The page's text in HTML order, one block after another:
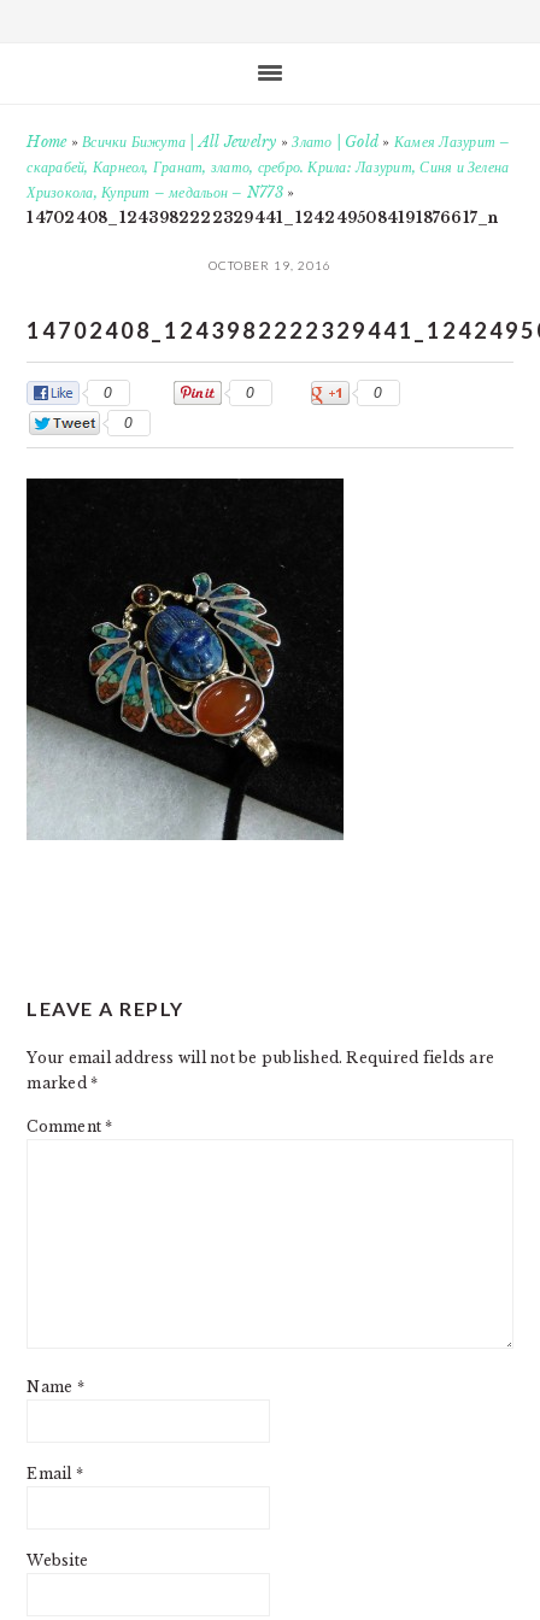
Home»Всички Бижута | All Jewelry »Злато | Gold » Камея Лазурит –
скарабей, Карнеол, Гранат, злато, сребро. Крила: Лазурит, Синя и Зелена
Хризокола, Куприт – медальон – N773»
14702408_1243982222329441_1242495084191876617_n
OCTOBER 19, 2016
0 0
0
0
INTERACTIONS
LEAVE A REPLY
Your email address will not be published. Required fields are
marked*
Comment*
Name *
Email *
Website